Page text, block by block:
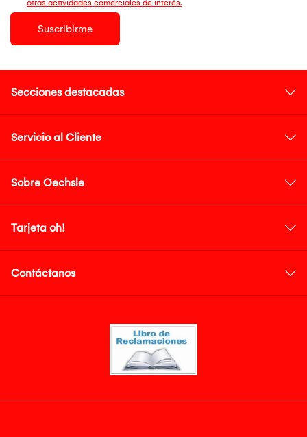
otras actividades comerciales de interés.
Suscribirme
Secciones destacadas
Servicio al Cliente
Sobre Oechsle
Tarjeta oh!
Contáctanos